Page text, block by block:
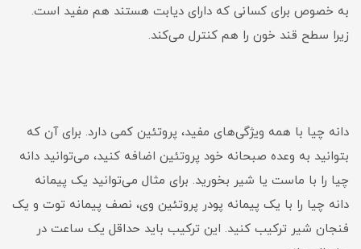
به خصوص برای کسانی که دارای دیابت هستند هم مفید است.
زیرا سطح قند خون را هم کنترل می‌کند.
دانه چیا با همه ویژگی‌های مفید، پروتئین کمی دارد. برای آن که
بتوانید به وعده صبحانه خود پروتئین اضافه کنید، می‌توانید دانه
چیا را با ماست یا شیر بخورید. برای مثال می‌توانید یک پیمانه
دانه چیا را با یک پیمانه پودر پروتئین وی، نصف پیمانه توت و یک
فنجان شیر ترکیب کنید. این ترکیب باید حداقل یک ساعت در